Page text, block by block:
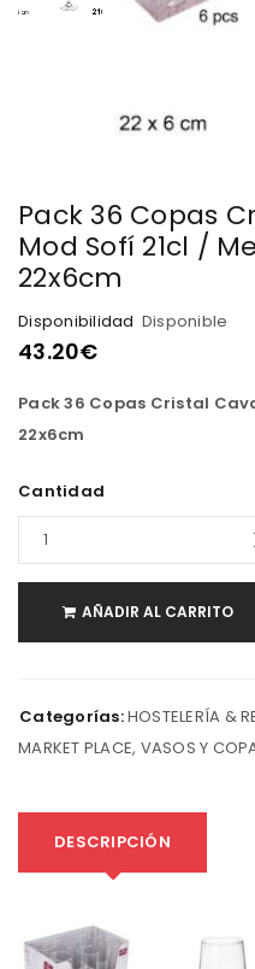
Pack 36 Copas
Mod Sofí 21cl /
22x6cm
Disponibilidad Disponible
43.20€
Pack 36 Copas Cristal
22x6cm
Cantidad
AÑADIR AL CARRITO
Categorías:HOSTELERÍA &
MARKET PLACE, VASOS Y
DESCRIPCIÓN